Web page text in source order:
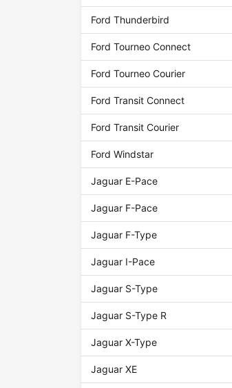
Ford Thunderbird
Ford Tourneo Connect
Ford Tourneo Courier
Ford Transit Connect
Ford Transit Courier
Ford Windstar
Jaguar E-Pace
Jaguar F-Pace
Jaguar F-Type
Jaguar I-Pace
Jaguar S-Type
Jaguar S-Type R
Jaguar X-Type
Jaguar XE